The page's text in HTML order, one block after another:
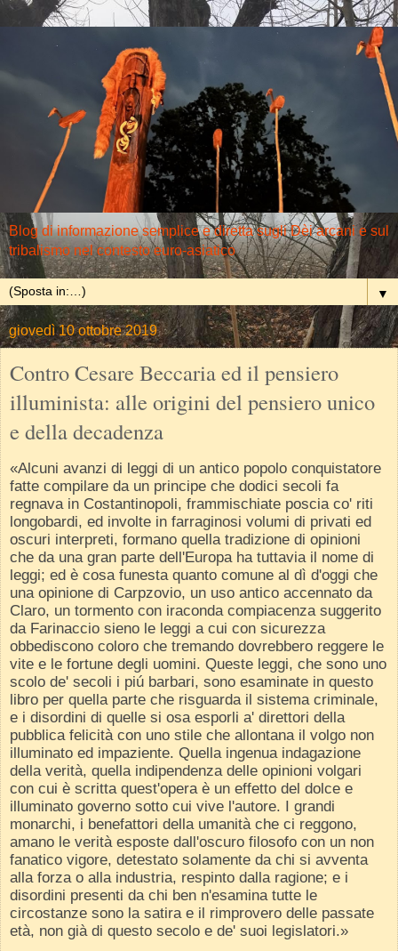
Blog di informazione semplice e diretta sugli Dèi arcani e sul
tribalismo nel contesto euro-asiatico
▼
giovedì 10 ottobre 2019
Contro Cesare Beccaria ed il pensiero
illuminista: alle origini del pensiero unico
e della decadenza
«Alcuni avanzi di leggi di un antico popolo conquistatore
fatte compilare da un principe che dodici secoli fa
regnava in Costantinopoli, frammischiate poscia co' riti
longobardi, ed involte in farraginosi volumi di privati ed
oscuri interpreti, formano quella tradizione di opinioni
che da una gran parte dell'Europa ha tuttavia il nome di
leggi; ed è cosa funesta quanto comune al dì d'oggi che
una opinione di Carpzovio, un uso antico accennato da
Claro, un tormento con iraconda compiacenza suggerito
da Farinaccio sieno le leggi a cui con sicurezza
obbediscono coloro che tremando dovrebbero reggere le
vite e le fortune degli uomini. Queste leggi, che sono uno
scolo de' secoli i piú barbari, sono esaminate in questo
libro per quella parte che risguarda il sistema criminale,
e i disordini di quelle si osa esporli a' direttori della
pubblica felicità con uno stile che allontana il volgo non
illuminato ed impaziente. Quella ingenua indagazione
della verità, quella indipendenza delle opinioni volgari
con cui è scritta quest'opera è un effetto del dolce e
illuminato governo sotto cui vive l'autore. I grandi
monarchi, i benefattori della umanità che ci reggono,
amano le verità esposte dall'oscuro filosofo con un non
fanatico vigore, detestato solamente da chi si avventa
alla forza o alla industria, respinto dalla ragione; e i
disordini presenti da chi ben n'esamina tutte le
circostanze sono la satira e il rimprovero delle passate
età, non già di questo secolo e de' suoi legislatori.»